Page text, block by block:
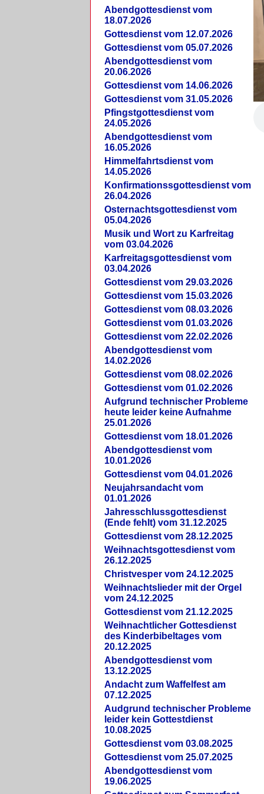
Abendgottesdienst vom
18.07.2026
Gottesdienst vom 12.07.2026
Gottesdienst vom 05.07.2026
Abendgottesdienst vom
20.06.2026
Gottesdienst vom 14.06.2026
Gottesdienst vom 31.05.2026
Pfingstgottesdienst vom
24.05.2026
Abendgottesdienst vom
16.05.2026
Himmelfahrtsdienst vom
14.05.2026
Konfirmationssgottesdienst vom
26.04.2026
Osternachtsgottesdienst vom
05.04.2026
Musik und Wort zu Karfreitag
vom 03.04.2026
Karfreitagsgottesdienst vom
03.04.2026
Gottesdienst vom 29.03.2026
Gottesdienst vom 15.03.2026
Gottesdienst vom 08.03.2026
Gottesdienst vom 01.03.2026
Gottesdienst vom 22.02.2026
Abendgottesdienst vom
14.02.2026
Gottesdienst vom 08.02.2026
Gottesdienst vom 01.02.2026
Aufgrund technischer Probleme
heute leider keine Aufnahme
25.01.2026
Gottesdienst vom 18.01.2026
Abendgottesdienst vom
10.01.2026
Gottesdienst vom 04.01.2026
Neujahrsandacht vom
01.01.2026
Jahresschlussgottesdienst
(Ende fehlt) vom 31.12.2025
Gottesdienst vom 28.12.2025
Weihnachtsgottesdienst vom
26.12.2025
Christvesper vom 24.12.2025
Weihnachtslieder mit der Orgel
vom 24.12.2025
Gottesdienst vom 21.12.2025
Weihnachtlicher Gottesdienst
des Kinderbibeltages vom
20.12.2025
Abendgottesdienst vom
13.12.2025
Andacht zum Waffelfest am
07.12.2025
Audgrund technischer Probleme
leider kein Gottestdienst
10.08.2025
Gottesdienst vom 03.08.2025
Gottesdienst vom 25.07.2025
Abendgottesdienst vom
19.06.2025